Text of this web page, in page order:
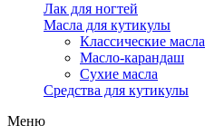
Лак для ногтей
Масла для кутикулы
Классические масла
Масло-карандаш
Сухие масла
Средства для кутикулы
Меню